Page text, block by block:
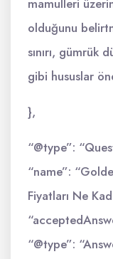
mamulleri
olduğunu
sınırı, gümrük
gibi hususlar
},
“@type”:
“name”:
Fiyatları Ne
“@type”: